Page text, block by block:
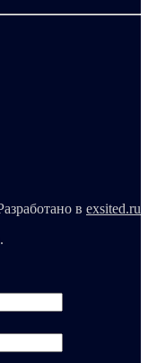
в exsited.ru